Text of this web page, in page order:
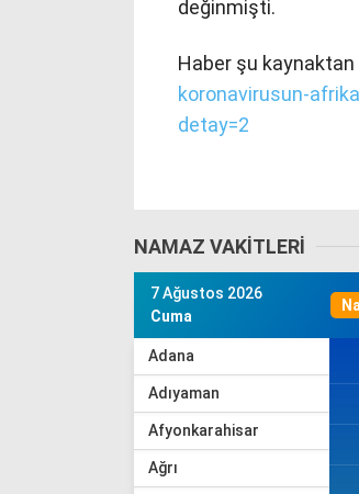
değinmişti.
Haber şu kaynaktan
koronavirusun-
detay=2
NAMAZ VAKITLERI
7 Ağustos 2026
Cuma
Adana
Adıyaman
Afyonkarahisar
Ağrı